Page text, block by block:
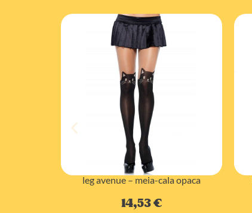
leg avenue – meia-cala opaca
14,53€